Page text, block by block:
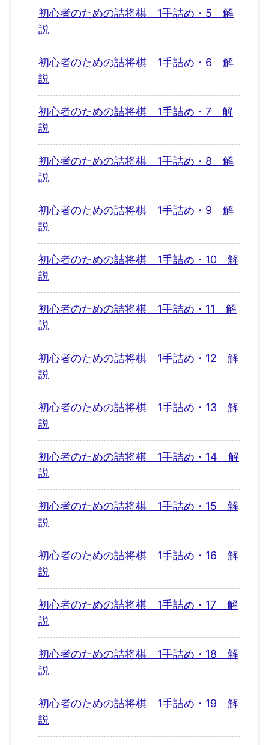
初心者のための詰将棋 1手詰め・5 解
説
初心者のための詰将棋 1手詰め・6 解
説
初心者のための詰将棋 1手詰め・7 解
説
初心者のための詰将棋 1手詰め・8 解
説
初心者のための詰将棋 1手詰め・9 解
説
初心者のための詰将棋 1手詰め・10 解
説
初心者のための詰将棋 1手詰め・11 解
説
初心者のための詰将棋 1手詰め・12 解
説
初心者のための詰将棋 1手詰め・13 解
説
初心者のための詰将棋 1手詰め・14 解
説
初心者のための詰将棋 1手詰め・15 解
説
初心者のための詰将棋 1手詰め・16 解
説
初心者のための詰将棋 1手詰め・17 解
説
初心者のための詰将棋 1手詰め・18 解
説
初心者のための詰将棋 1手詰め・19 解
説